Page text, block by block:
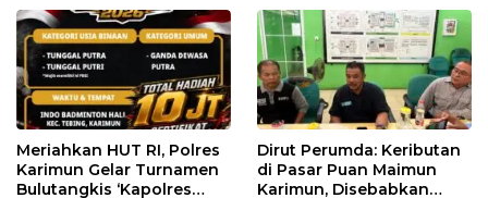
Meriahkan HUT RI, Polres
Karimun Gelar Turnamen
Bulutangkis ‘Kapolres
Dirut Perumda: Keributan
di Pasar Puan Maimun
Karimun, Disebabkan